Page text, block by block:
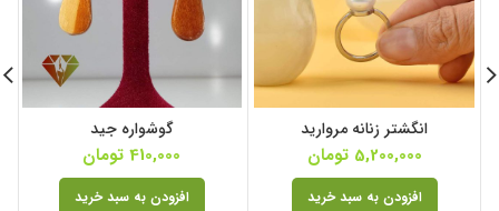
انگشتر زنانه مروارید
5,200,000 تومان
افزودن به سبد خرید
گوشواره جید
410,000 تومان
افزودن به سبد خرید